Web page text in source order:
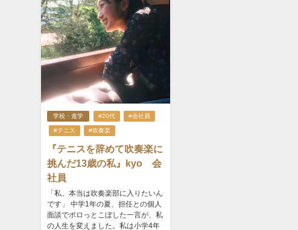
学校・進学 #20代 #会社員
#テニス #吹奏楽
『テニスを辞めて吹奏楽に
挑んだ13歳の私』kyo 会
社員
「私、本当は吹奏楽部に入りたいん
です」 中学1年の夏、担任との個人
面談でポロっとこぼした一言が、私
の人生を変えました。私は小学4年